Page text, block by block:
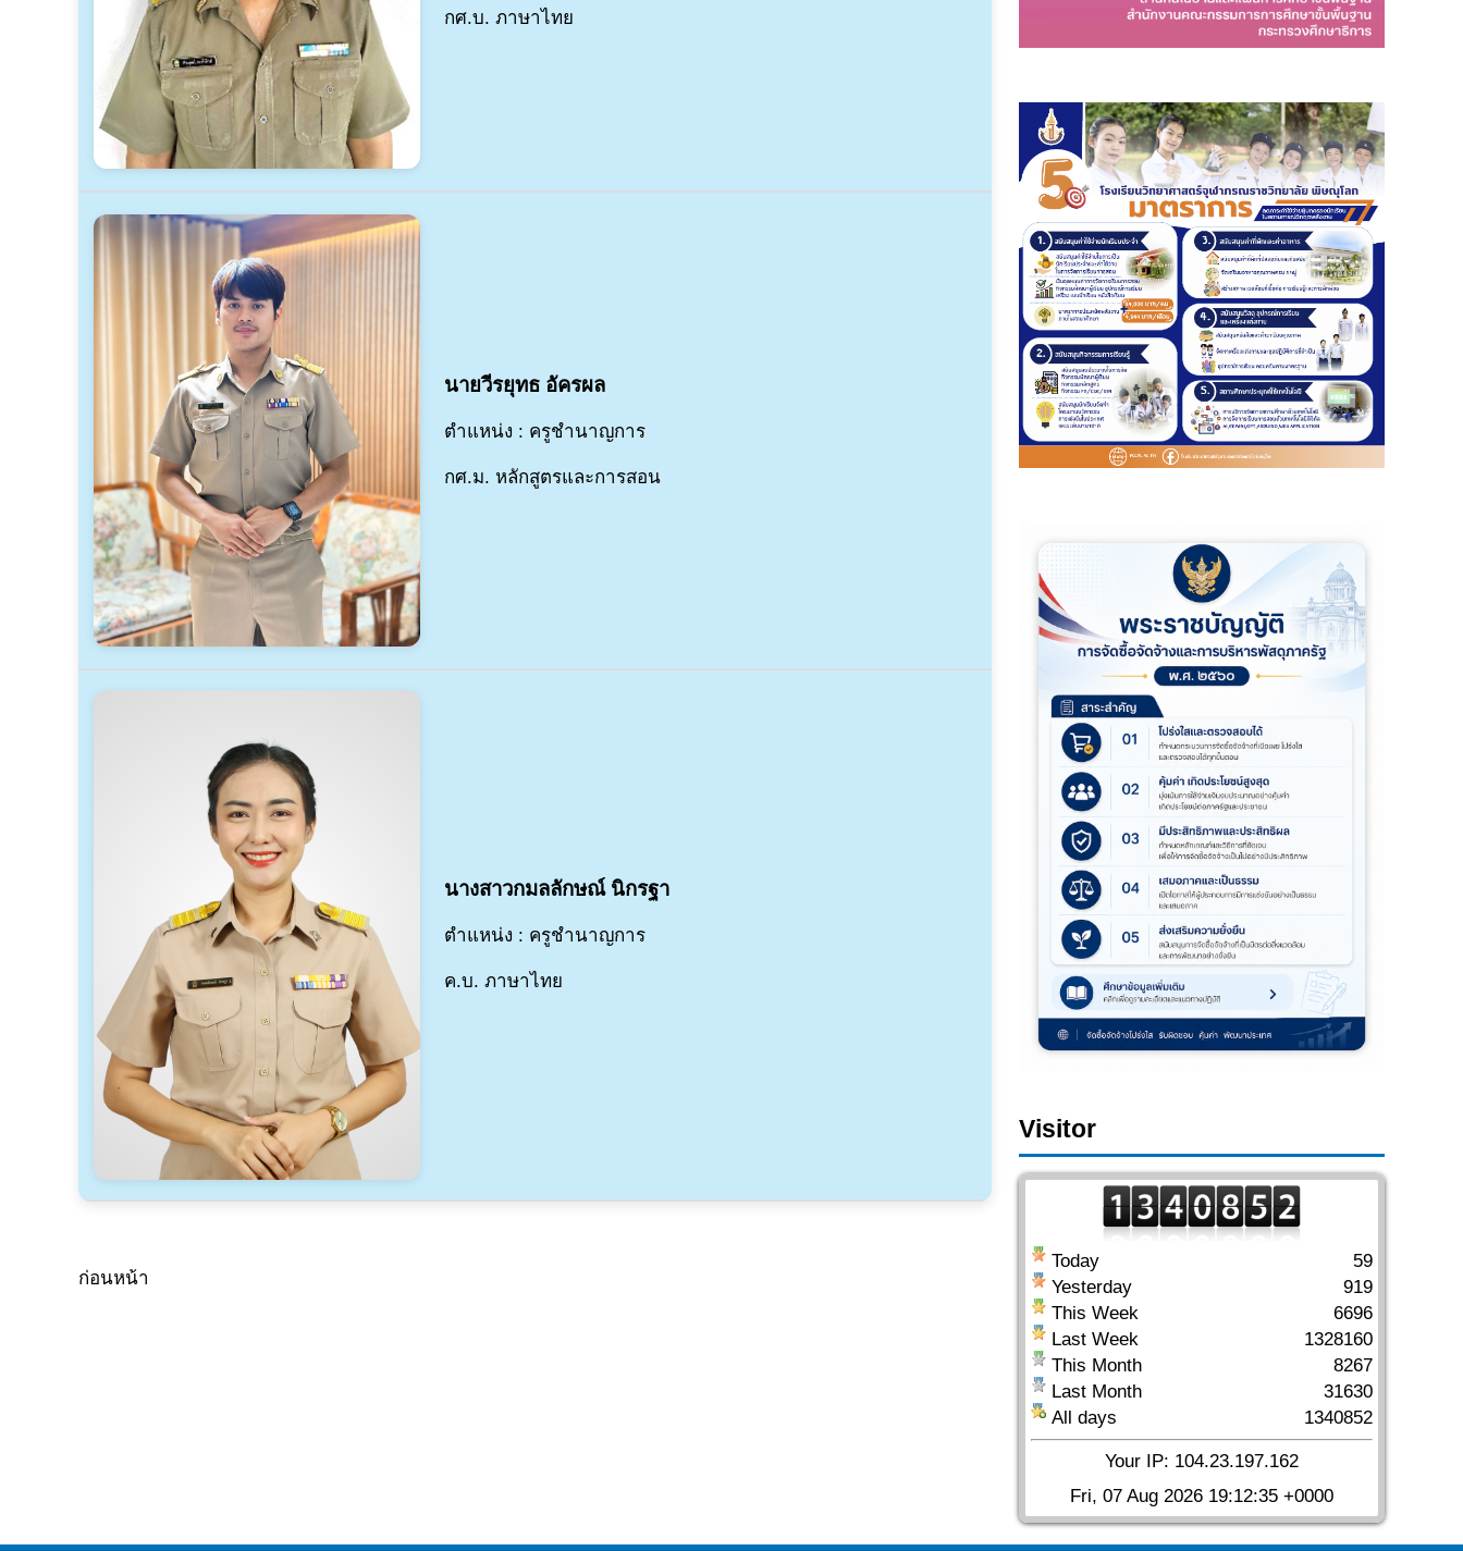
กศ.บ. ภาษาไทย
นายวีรยุทธ อัครผล
ตำแหน่ง : ครูชำนาญการ
กศ.ม. หลักสูตรและการสอน
นางสาวกมลลักษณ์ นิกรฐา
ตำแหน่ง : ครูชำนาญการ
ค.บ. ภาษาไทย
ก่อนหน้า
Visitor
Today
Yesterday
This Week
Last Week
This Month
Last Month
All days
59
919
6696
1328160
8267
31630
1340852
Your IP: 104.23.197.162
Fri, 07 Aug 2026 19:12:35 +0000